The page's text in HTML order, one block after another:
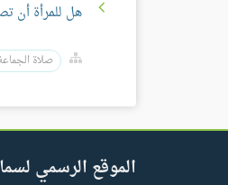
هل للمرأة أن
صلاة
الموقع الرسمي